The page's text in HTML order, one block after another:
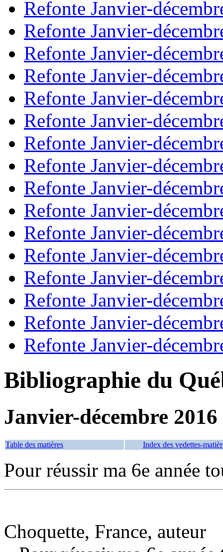
Refonte Janvier-
Refonte Janvier-
Refonte Janvier-
Refonte Janvier-
Refonte Janvier-
Refonte Janvier-
Refonte Janvier-
Refonte Janvier-
Refonte Janvier-
Refonte Janvier-
Refonte Janvier-
Refonte Janvier-
Refonte Janvier-
Refonte Janvier-
Refonte Janvier-
Refonte Janvier-
Bibliographie du
Janvier-décembre 2016
Table des matières Index des vedettes-
Pour réussir ma 6e année
Choquette, France, auteur